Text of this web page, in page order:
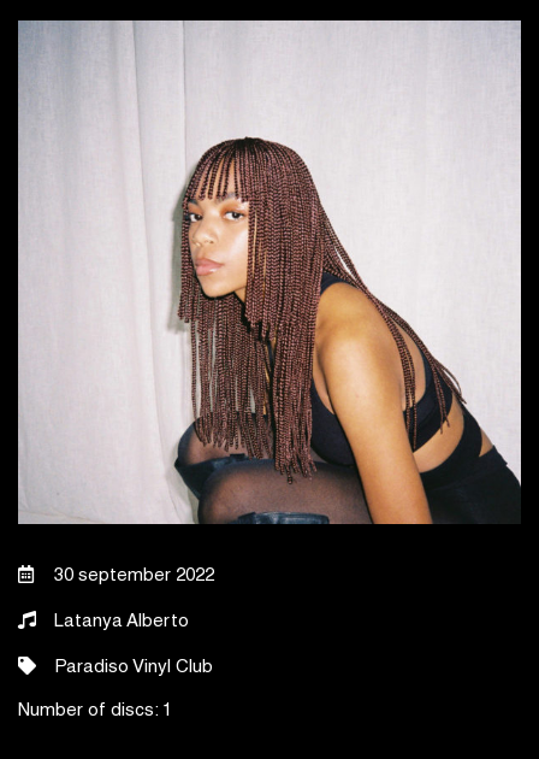
30 september 2022
Latanya Alberto
Paradiso Vinyl Club
Number of discs:1